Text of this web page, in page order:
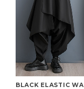
BLACK ELASTIC